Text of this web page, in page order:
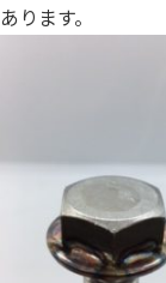
あります。